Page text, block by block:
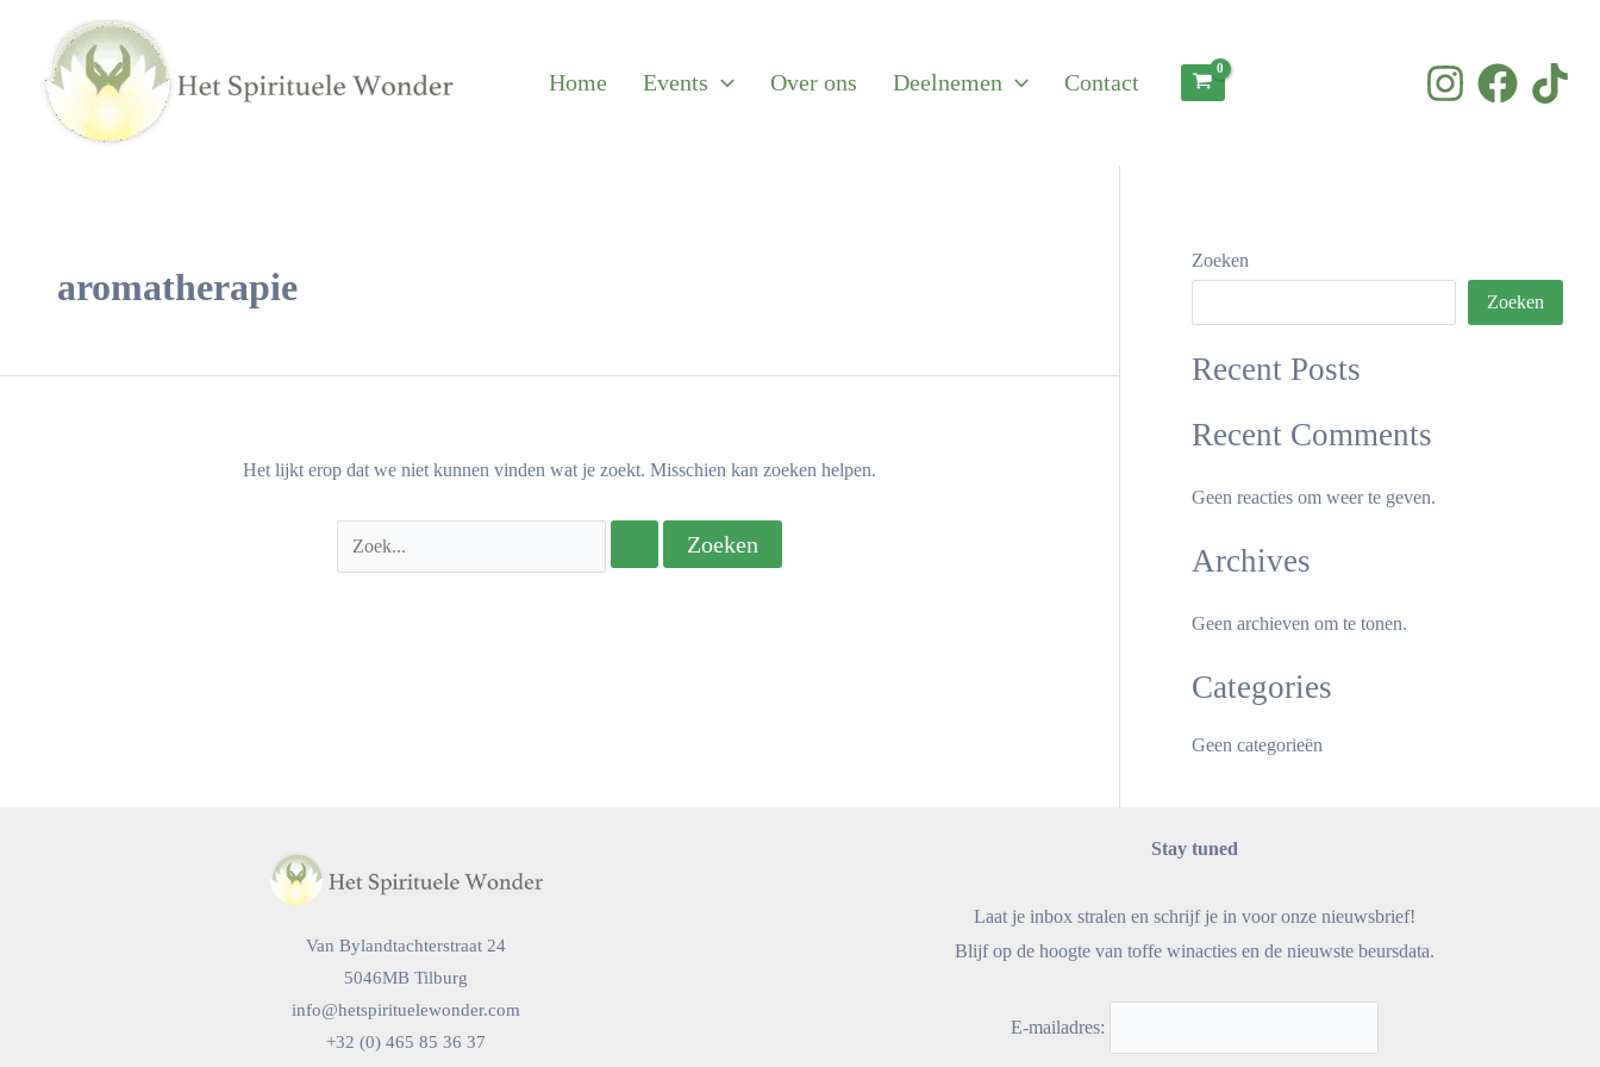
Home Events Over ons Deelnemen Contact
aromatherapie
Het lijkt erop dat we niet kunnen vinden wat je zoekt. Misschien kan zoeken helpen.
Zoeken
Zoeken
Recent Posts
Recent Comments
Geen reacties om weer te geven.
Archives
Geen archieven om te tonen.
Categories
Geen categorieën
Van Bylandtachterstraat 24
5046MB Tilburg
info@hetspirituelewonder.com
+32 (0) 465 85 36 37
Stay tuned
Laat je inbox stralen en schrijf je in voor onze nieuwsbrief!
Blijf op de hoogte van toffe winacties en de nieuwste beursdata.
E-mailadres: